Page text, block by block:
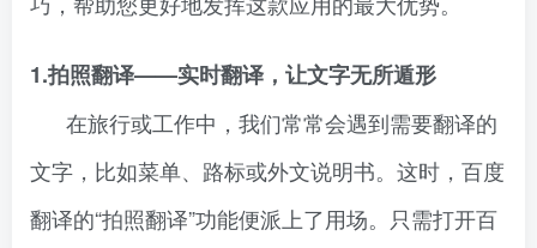
1.拍照翻译——实时翻译，让文字无所遁形
在旅行或工作中，我们常常会遇到需要翻译的
文字，比如菜单、路标或外文说明书。这时，百度
翻译的“拍照翻译”功能便派上了用场。只需打开百